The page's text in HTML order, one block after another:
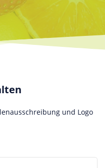
und Logo